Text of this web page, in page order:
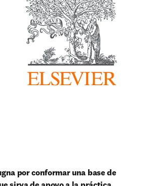
por conformar una base de